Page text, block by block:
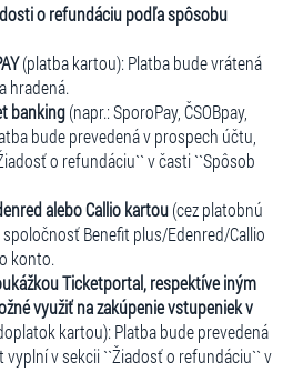
o refundáciu podľa spôsobu
(platba kartou): Platba bude vrátená
hradená.
banking(napr.: SporoPay, ČSOBpay,
bude prevedená v prospech účtu,
o refundáciu`` v časti ``Spôsob
alebo Callio kartou(cez platobnú
Benefit plus/Edenred/Callio
konto.
Ticketportal, respektíve iným
využiť na zakúpenie vstupeniek v
kartou): Platba bude prevedená
v sekcii ``Žiadosť o refundáciu`` v